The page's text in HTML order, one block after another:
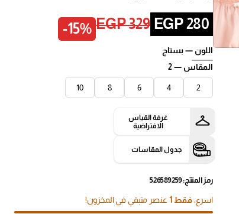
السعر
EGP 280
السعر
EGP 329
-15%
اللون —بستاج
المقاس —2
2
4
6
8
10
غرفة القياس
الافتراضية
جدول المقاسات
رمز المنتج: 526589259
اسرع،فقط 1 عنصر متبقي في المخزون!